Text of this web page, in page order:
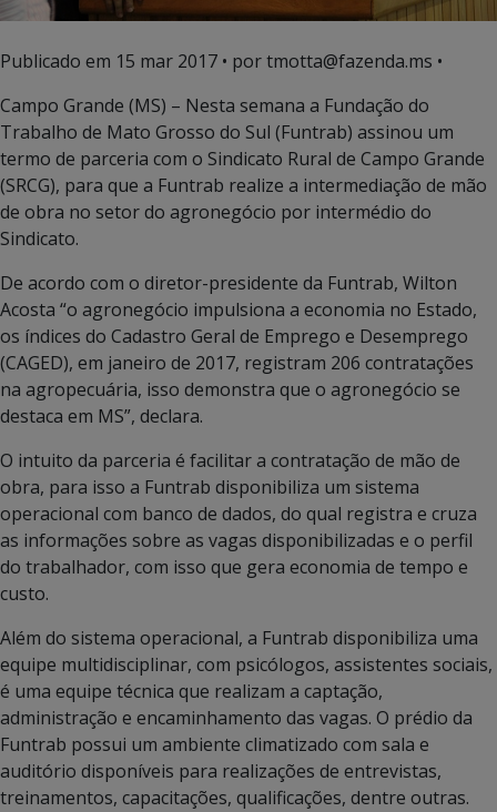
Publicado em 15 mar 2017 • por tmotta@fazenda.ms •
Campo Grande (MS) – Nesta semana a Fundação do
Trabalho de Mato Grosso do Sul (Funtrab) assinou um
termo de parceria com o Sindicato Rural de Campo Grande
(SRCG), para que a Funtrab realize a intermediação de mão
de obra no setor do agronegócio por intermédio do
Sindicato.
De acordo com o diretor-presidente da Funtrab, Wilton
Acosta “o agronegócio impulsiona a economia no Estado,
os índices do Cadastro Geral de Emprego e Desemprego
(CAGED), em janeiro de 2017, registram 206 contratações
na agropecuária, isso demonstra que o agronegócio se
destaca em MS”, declara.
O intuito da parceria é facilitar a contratação de mão de
obra, para isso a Funtrab disponibiliza um sistema
operacional com banco de dados, do qual registra e cruza
as informações sobre as vagas disponibilizadas e o perfil
do trabalhador, com isso que gera economia de tempo e
custo.
Além do sistema operacional, a Funtrab disponibiliza uma
equipe multidisciplinar, com psicólogos, assistentes sociais,
é uma equipe técnica que realizam a captação,
administração e encaminhamento das vagas. O prédio da
Funtrab possui um ambiente climatizado com sala e
auditório disponíveis para realizações de entrevistas,
treinamentos, capacitações, qualificações, dentre outras.